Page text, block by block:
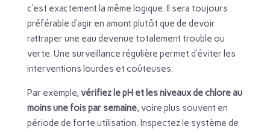
c’est exactement la même logique. Il sera toujours
préférable d’agir en amont plutôt que de devoir
rattraper une eau devenue totalement trouble ou
verte. Une surveillance régulière permet d’éviter les
interventions lourdes et coûteuses.
Par exemple, vérifiez le pH et les niveaux de chlore au
moins une fois par semaine, voire plus souvent en
période de forte utilisation. Inspectez le système de